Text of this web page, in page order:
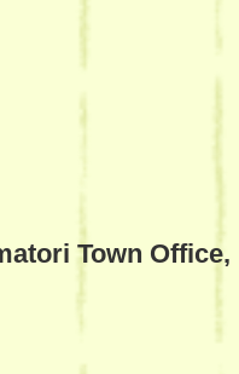
Town Office,